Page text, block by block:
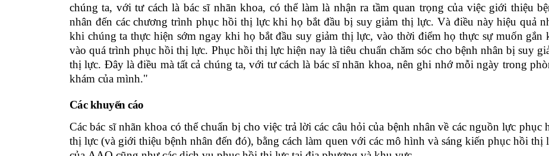
chúng ta, với tư cách là bác sĩ nhãn khoa, có thể làm là nhận ra tầm quan trọng của việc giới thiệu
nhân đến các chương trình phục hồi thị lực khi họ bắt đầu bị suy giảm thị lực. Và điều này hiệu quả
khi chúng ta thực hiện sớmngay khi họ bắt đầu suy giảm thị lực, vào thời điểm họ thực sự muốn gắn
vào quá trình phục hồi thị lực. Phục hồi thị lực hiện nay là tiêu chuẩn chăm sóc cho bệnh nhân bị suy
thị lực. Đây là điều mà tất cả chúng ta, với tư cách là bác sĩ nhãn khoa, nên ghi nhớ mỗi ngày trong
khám của mình."
Các khuyếncáo
Các bác sĩ nhãn khoa có thể chuẩn bị cho việc trả lời các câu hỏi của bệnh nhân về các nguồn lực phục
thị lực (và giới thiệu bệnh nhân đến đó),bằng cách làm quen với các mô hình và sáng kiến phục hồi thị